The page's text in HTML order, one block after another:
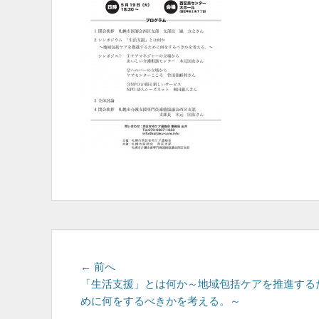
投
稿
← 前へ
の
投
「生活支援」とは何か～地域包括ケアを推進する
めに何をするべきかを考える。～